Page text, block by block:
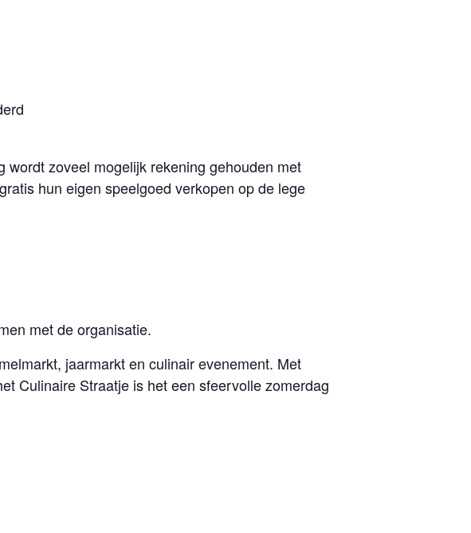
zoveel mogelijk rekening gehouden met
hun eigen speelgoed verkopen op de lege
met de organisatie.
jaarmarkt en culinair evenement. Met
Culinaire Straatje is het een sfeervolle zomerdag